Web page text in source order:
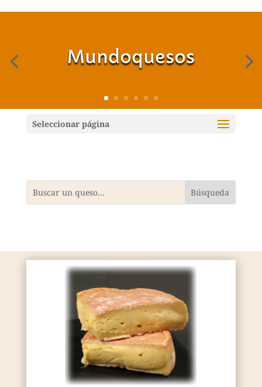
Mundoquesos
Seleccionar página